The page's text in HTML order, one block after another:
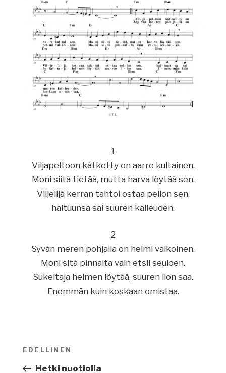
1
Viljapeltoon kätketty on aarre kultainen.
Moni siitä tietää, mutta harva löytää sen.
Viljelijä kerran tahtoi ostaa pellon sen,
haltuunsa sai suuren kalleuden.
2
Syvän meren pohjalla on helmi valkoinen.
Moni sitä pinnalta vain etsii seuloen.
Sukeltaja helmen löytää, suuren ilon saa.
Enemmän kuin koskaan omistaa.
Artikkelien
Edellinen
artikkeli
EDELLINEN
Hetki nuotiolla